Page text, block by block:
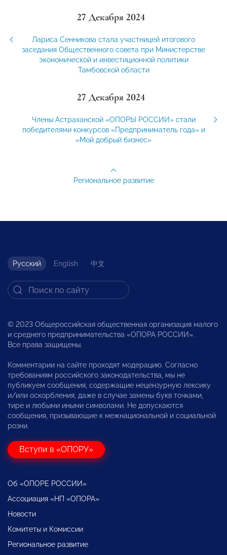
27 Декабря 2024
Лариса Сенникова стала участницей итогового
заседания Общественного совета при Министерстве
экономической и инвестиционной политики
Тамбовской области
27 Декабря 2024
Члены Астраханской «ОПОРЫ РОССИИ» стали
победителями конкурсов «Предприниматель года» и
«Мой добрый бизнес»
Региональное развитие
Русский English 中文
© 2023 Общероссийская общественная организация малого
и среднего предпринимательства «ОПОРА РОССИИ».
Все права защищены.
Комментарии на сайте проходят модерацию. Согласно
требованиям российского законодательства, мы не
публикуем сообщения, содержащие нецензурную лексику
и/или оскорбления, даже в случае замены букв точками,
тире и любыми иными символами. Не допускаются
сообщения, призывающие к межнациональной и социальной
розни.
Вступи в «ОПОРУ»
Об «ОПОРЕ РОССИИ»
Ассоциация «НП «ОПОРА»
Новости
Комитеты и Комиссии
Региональное развитие